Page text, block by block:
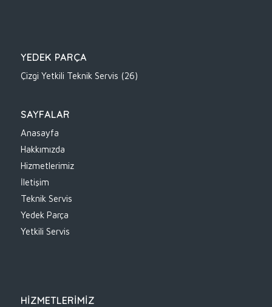
YEDEK PARÇA
Çizgi Yetkili Teknik Servis (26)
SAYFALAR
Anasayfa
Hakkımızda
Hizmetlerimiz
İletişim
Teknik Servis
Yedek Parça
Yetkili Servis
HİZMETLERİMİZ